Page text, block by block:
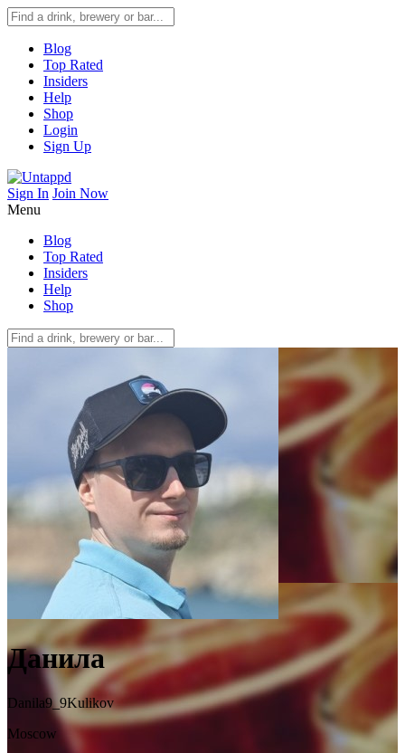
Blog
Top Rated
Insiders
Help
Shop
Login
Sign Up
Sign In Join Now
Menu
Blog
Top Rated
Insiders
Help
Shop
Данила
Danila9_9Kulikov
Moscow